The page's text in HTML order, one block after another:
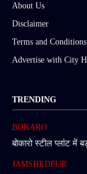
About Us
Disclaimer
Terms and Conditions
Advertise with City
TRENDING
BOKARO
बोकारो स्टील प्लांट में
JAMSHEDPUR